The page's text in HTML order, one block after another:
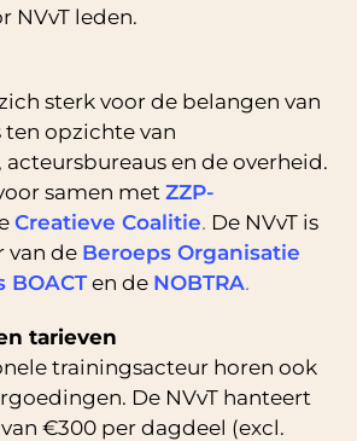
NVvT leden.
sterk voor de belangen van
opzichte van
en de overheid.
samen met ZZP-
Creatieve Coalitie. De NVvT is
van de Beroeps Organisatie
BOACTen de NOBTRA.
tarieven
trainingsacteur horen ook
De NVvT hanteert
€300 per dagdeel (excl.